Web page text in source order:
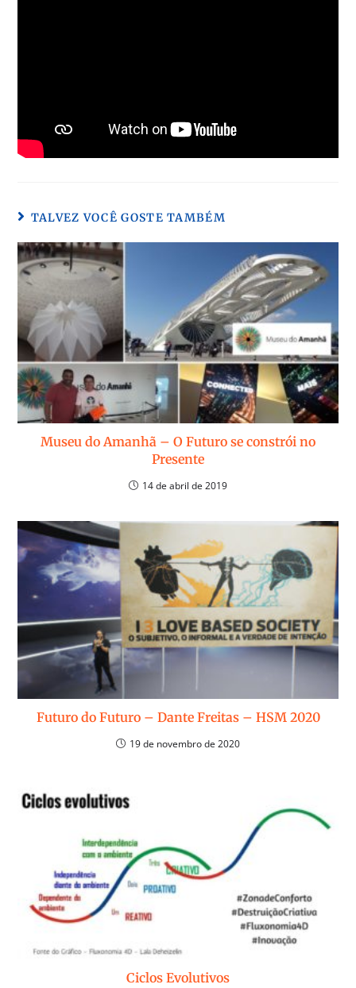
TALVEZ VOCÊ GOSTE TAMBÉM
Museu do Amanhã – O Futuro se constrói no
Presente
14 de abril de 2019
Futuro do Futuro – Dante Freitas – HSM 2020
19 de novembro de 2020
Ciclos Evolutivos